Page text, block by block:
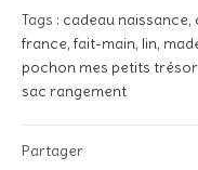
obligatoires sont
Votre note
Votre avis
Tags : cadeau naissance,
france, fait-main, lin,
pochon mes petits
sac rangement
Partager